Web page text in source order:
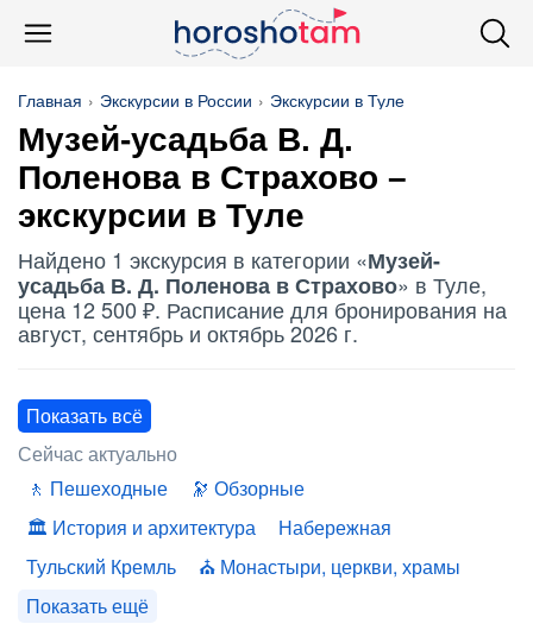
Главная Экскурсии в России Экскурсии в Туле
Музей-усадьба В. Д.
Поленова в Страхово –
экскурсии в Туле
Найдено 1 экскурсия в категории «Музей-
усадьба В. Д. Поленова в Страхово» в Туле,
цена 12 500 ₽. Расписание для бронирования на
август, сентябрь и октябрь 2026 г.
Показать всё
Сейчас актуально
Пешеходные
Обзорные
История и архитектура
Набережная
Тульский Кремль
Монастыри, церкви, храмы
Показать ещё